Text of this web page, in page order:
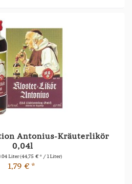
Antonius-Kräuterlikör
0,04l
Liter(44,75 € * / 1 Liter)
1,79 € *